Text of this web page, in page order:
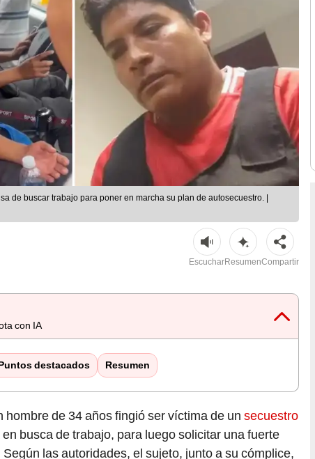
de buscar trabajo para poner en marcha su plan de autosecuestro. |
EscucharResumenCompartir
con IA
destacados Resumen
hombre de 34 años fingió ser víctima de un secuestro
busca de trabajo, para luego solicitar una fuerte
las autoridades, el sujeto, junto a su cómplice,